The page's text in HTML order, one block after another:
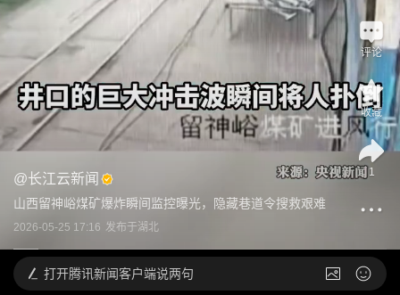
@长江云新闻
山西留神峪煤矿爆炸瞬间监控曝光，隐藏巷道令搜救艰难
2026-05-25 17:16 发布于湖北
评论
收藏
1
打开腾讯新闻客户端说两句